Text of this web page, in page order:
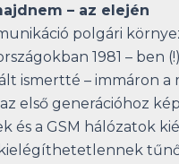
– az elején
polgári
1981 –
ismertté – immáron a
első generációhoz
és a GSM hálózatok